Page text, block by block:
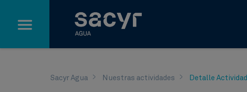
Sacyr Agua Nuestras actividades Detalle Actividad